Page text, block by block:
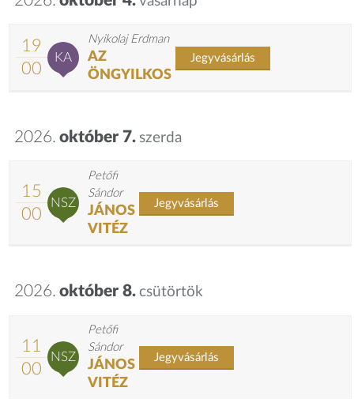
19
00
KA
Nyikolaj Erdman
AZ
ÖNGYILKOS
Jegyvásárlás
2026. október 7. szerda
15
00
NSZ
Petőfi
Sándor
JÁNOS
VITÉZ
Jegyvásárlás
2026. október 8. csütörtök
11
00
NSZ
Petőfi
Sándor
JÁNOS
VITÉZ
Jegyvásárlás